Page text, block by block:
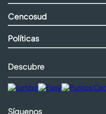
Cencosud
Políticas
Descubre
Síguenos